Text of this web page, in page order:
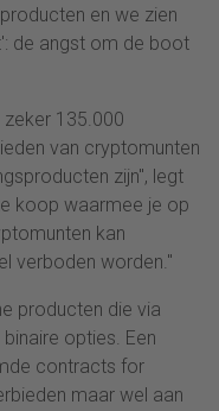
en we zien
de angst om de boot
135.000
van cryptomunten
zijn", legt
koop waarmee je op
kan
verboden worden."
producten die via
opties. Een
contracts for
maar wel aan